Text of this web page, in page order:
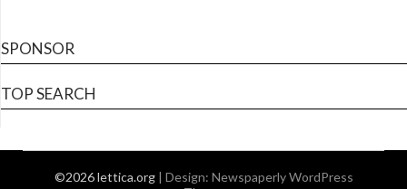
SPONSOR
TOP SEARCH
©2026 lettica.org | Design: Newspaperly WordPress